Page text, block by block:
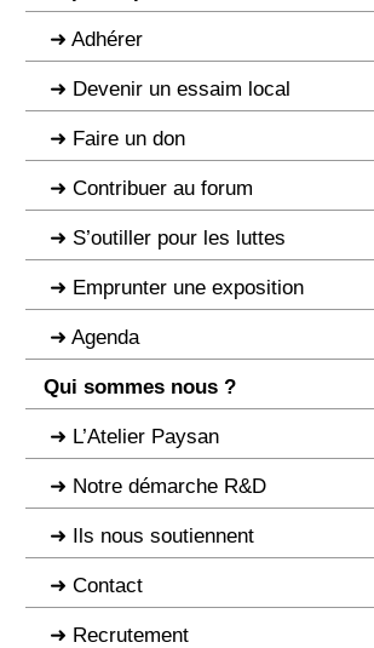
Adhérer
Devenir un essaim local
Faire un don
Contribuer au forum
S’outiller pour les luttes
Emprunter une exposition
Agenda
Qui sommes nous ?
L’Atelier Paysan
Notre démarche R&D
Ils nous soutiennent
Contact
Recrutement